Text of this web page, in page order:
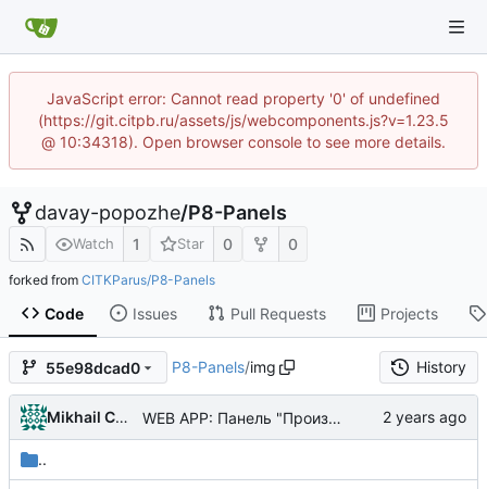
JavaScript error: Cannot read property '0' of undefined
(https://git.citpb.ru/assets/js/webcomponents.js?v=1.23.5
@ 10:34318). Open browser console to see more details.
davay-popozhe/P8-Panels
Watch 1 Star 0 0
forked from CITKParus/P8-Panels
Code Issues Pull Requests Projects
55e98dcad0 P8-Panels/img History
Mikhail Chechnev WEB APP: Панель "Производственная программа" - изображение для панели в галерее
..